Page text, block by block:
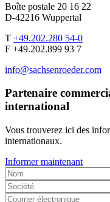
Boîte postale 20 16 22
D-42216 Wuppertal
T +49.202.280 54-0
F +49.202.899 93 7
info@sachsenroeder.com
Partenaire
international
Vous trouverez ici des
internationaux.
Informer maintenant